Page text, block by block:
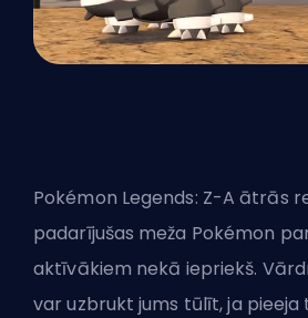
Pokémon Legends: Z-A ātrās
padarījušas meža Pokémon
aktīvākiem nekā iepriekš.
var uzbrukt jums tūlīt, ja